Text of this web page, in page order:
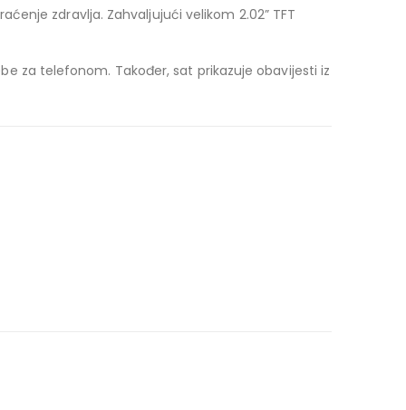
zdravlja. Zahvaljujući velikom 2.02” TFT
za telefonom. Također, sat prikazuje obavijesti iz